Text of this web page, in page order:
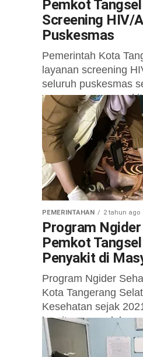
Pemkot
Screening HIV/
Puskesmas
Pemerintah Kota
layanan screening
seluruh puskesmas
penanganan
Kesehatan (Dinkes)
PEMERINTAHAN 2 tahun ago
Program
Pemkot
Penyakit di
Program Ngider
Kota Tangerang
Kesehatan sejak
komitmennya dalam
masyarakat sejak